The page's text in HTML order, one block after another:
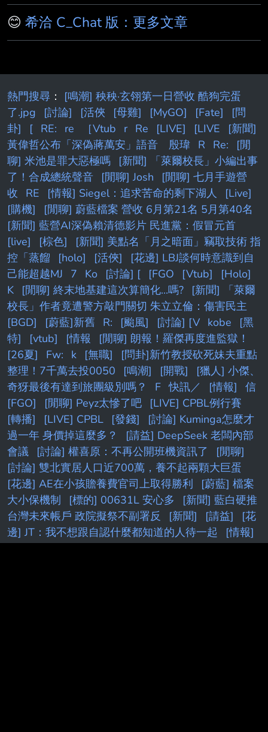
😊 希洽 C_Chat 版：更多文章
熱門搜尋 ： [鳴潮] 秧秧·玄翎第一日營收 酷狗完蛋
了.jpg
[討論] [活俠 [母雞] [MyGO] [Fate]
[問
卦]
[ RE: re ［Vtub r Re [LIVE] [LIVE
[新聞]
黃偉哲公布「深偽蔣萬安」語音 殷瑋 R Re:
[閒
聊] 米池是罪大惡極嗎
[新聞] 「萊爾校長」小編出事
了！合成總統聲音
[閒聊] Josh
[閒聊] 七月手遊營
收
RE [情報] Siegel：追求苦命的剩下湖人
[Live]
[購機]
[閒聊] 蔚藍檔案 營收 6月第21名 5月第40名
[新聞] 藍營AI深偽賴清德影片 民進黨：假冒元首
[live]
[棕色]
[新聞] 美點名「月之暗面」竊取技術 指
控「蒸餾
[holo] [活俠]
[花邊] LBJ談何時意識到自
己能超越MJ
7 Ko [討論] [ [FGO [Vtub]
[Holo]
K
[閒聊] 終末地基建這次算簡化...嗎?
[新聞] 「萊爾
校長」作者竟遭警方敲門關切 朱立立倫：傷害民主
[BGD]
[蔚藍]新舊 R: [颱風] [討論] [V kobe
[黑
特]
[vtub] [情報
[閒聊] 朗報！羅傑再度進監獄！
[26夏]
Fw: k [無職]
[問卦]新竹教授砍死妹夫重點
整理！7千萬去投0050
[鳴潮] [開戰]
[獵人] 小傑、
奇犽最後有達到旅團級別嗎？
F 快訊／ [情報]
信
[FGO]
[閒聊] Peyz太慘了吧
[LIVE] CPBL例行賽
[轉播]
[LIVE] CPBL [發錢]
[討論] Kuminga怎麼才
過一年 身價掉這麼多？
[請益] DeepSeek 老闆內部
會議
[討論] 權喜原：不再公開班機資訊了
[閒聊]
[討論] 雙北實居人口近700萬，養不起兩顆大巨蛋
[花邊] AE在小孩贍養費官司上取得勝利
[蔚藍] 檔案
大小保機制
[標的] 00631L 安心多
[新聞] 藍白硬推
台灣未來帳戶 政院擬祭不副署反
[新聞] [請益]
[花
邊] JT：我不想跟自認什麼都知道的人待一起
[情報]